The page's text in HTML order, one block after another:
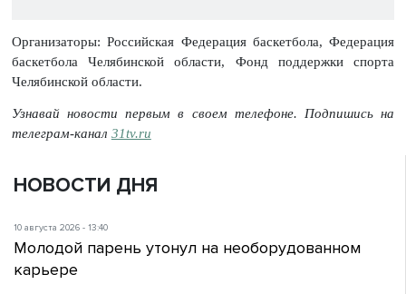
Организаторы: Российская Федерация баскетбола, Федерация
баскетбола Челябинской области, Фонд поддержки спорта
Челябинской области.
Узнавай новости первым в своем телефоне. Подпишись на
телеграм-канал 31tv.ru
НОВОСТИ ДНЯ
10 августа 2026 - 13:40
Молодой парень утонул на необорудованном
карьере